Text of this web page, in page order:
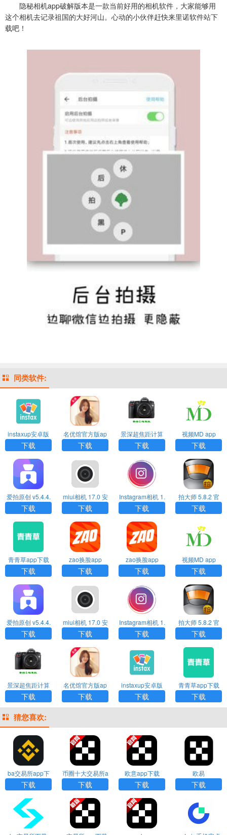
隐秘相机app破解版本是一款当前好用的相机软件，大家能够用
这个相机去记录祖国的大好河山。心动的小伙伴赶快来里诺软件站下
载吧！
同类软件:
instaxup安卓版
下载
下载
名优馆官方版ap
p下载
下载
景深超焦距计算
器 1.0 最新版AP
P
下载
视频MD app
下载
爱拍原创 v5.4.4.
922 安卓版APP
下载
miui相机 17.0 安
卓版APP
下载
Instagram相机 1.
2 官方版APP
下载
拍大师 5.8.2 官
方版APP
下载
青青草app下载
下载
zao换脸app
下载
zao换脸app
下载
视频MD app
下载
爱拍原创 v5.4.4.
922 安卓版APP
下载
miui相机 17.0 安
卓版APP
下载
Instagram相机 1.
2 官方版APP
下载
拍大师 5.8.2 官
方版APP
下载
景深超焦距计算
器 1.0 最新版AP
P
下载
名优馆官方版ap
p下载
下载
instaxup安卓版
下载
下载
青青草app下载
下载
猜您喜欢:
ba交易所app下
载
下载
币圈十大交易所a
pp下载
下载
欧意app下载
下载
欧易
下载